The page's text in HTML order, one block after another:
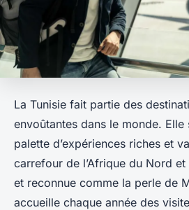
La Tunisie fait partie des
envoûtantes dans le monde. Elle
palette d’expériences riches et
carrefour de l’Afrique du Nord
et reconnue comme la perle de
accueille chaque année des